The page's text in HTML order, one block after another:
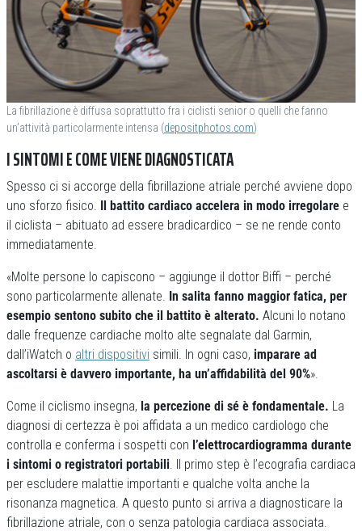
La fibrillazione è diffusa soprattutto fra i ciclisti senior o quelli che fanno
un’attività particolarmente intensa (depositphotos.com)
I SINTOMI E COME VIENE DIAGNOSTICATA
Spesso ci si accorge della fibrillazione atriale perché avviene dopo
uno sforzo fisico. Il battito cardiaco accelera in modo irregolare e
il ciclista – abituato ad essere bradicardico – se ne rende conto
immediatamente.
«Molte persone lo capiscono – aggiunge il dottor Biffi – perché
sono particolarmente allenate. In salita fanno maggior fatica, per
esempio sentono subito che il battito è alterato. Alcuni lo notano
dalle frequenze cardiache molto alte segnalate dal Garmin,
dall’iWatch o altri dispositivi simili. In ogni caso, imparare ad
ascoltarsi è davvero importante, ha un’affidabilità del 90%».
Come il ciclismo insegna, la percezione di sé è fondamentale. La
diagnosi di certezza è poi affidata a un medico cardiologo che
controlla e conferma i sospetti con l’elettrocardiogramma durante
i sintomi o registratori portabili. Il primo step è l’ecografia cardiaca
per escludere malattie importanti e qualche volta anche la
risonanza magnetica. A questo punto si arriva a diagnosticare la
fibrillazione atriale, con o senza patologia cardiaca associata.